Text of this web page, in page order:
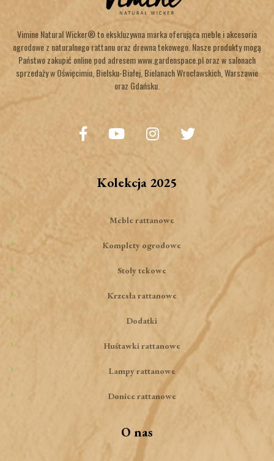
Vimine Natural Wicker® to ekskluzywna marka oferująca meble i akcesoria
ogrodowe z naturalnego rattanu oraz drewna tekowego. Nasze produkty mogą
Państwo zakupić online pod adresem www.gardenspace.pl oraz w salonach
sprzedaży w Oświęcimiu, Bielsku-Białej, Bielanach Wrocławskich, Warszawie
oraz Gdańsku.
Kolekcja 2025
Meble rattanowe
Komplety ogrodowe
Stoły tekowe
Krzesła rattanowe
Dodatki
Huśtawki rattanowe
Lampy rattanowe
Donice rattanowe
O nas